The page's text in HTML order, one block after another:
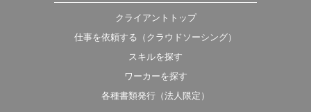
クライアントトップ
仕事を依頼する（クラウドソーシング）
スキルを探す
ワーカーを探す
各種書類発行（法人限定）